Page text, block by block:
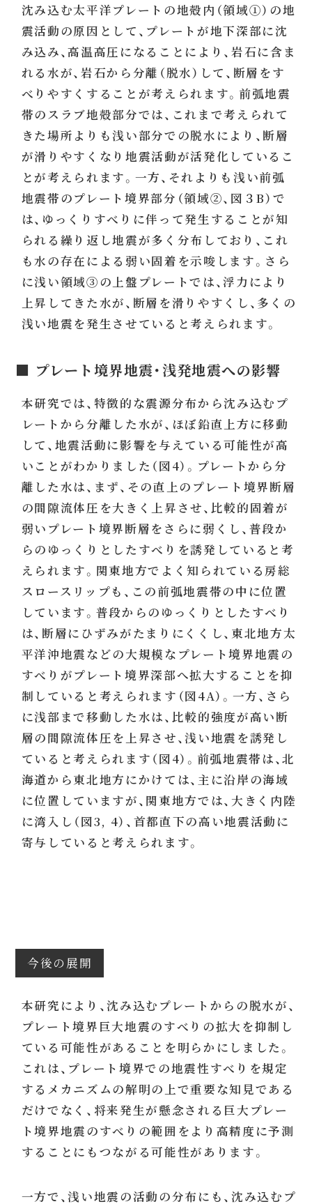
沈み込む太平洋プレートの地殻内（領域①）の地
震活動の原因として、プレートが地下深部に沈
み込み、高温高圧になることにより、岩石に含ま
れる水が、岩石から分離（脱水）して、断層をす
べりやすくすることが考えられます。前弧地震
帯のスラブ地殻部分では、これまで考えられて
きた場所よりも浅い部分での脱水により、断層
が滑りやすくなり地震活動が活発化しているこ
とが考えられます。一方、それよりも浅い前弧
地震帯のプレート境界部分（領域②、図３B）で
は、ゆっくりすべりに伴って発生することが知
られる繰り返し地震が多く分布しており、これ
も水の存在による弱い固着を示唆します。さら
に浅い領域③の上盤プレートでは、浮力により
上昇してきた水が、断層を滑りやすくし、多くの
浅い地震を発生させていると考えられます。
■ プレート境界地震・浅発地震への影響
本研究では、特徴的な震源分布から沈み込むプ
レートから分離した水が、ほぼ鉛直上方に移動
して、地震活動に影響を与えている可能性が高
いことがわかりました（図4）。プレートから分
離した水は、まず、その直上のプレート境界断層
の間隙流体圧を大きく上昇させ、比較的固着が
弱いプレート境界断層をさらに弱くし、普段か
らのゆっくりとしたすべりを誘発していると考
えられます。関東地方でよく知られている房総
スロースリップも、この前弧地震帯の中に位置
しています。普段からのゆっくりとしたすべり
は、断層にひずみがたまりにくくし、東北地方太
平洋沖地震などの大規模なプレート境界地震の
すべりがプレート境界深部へ拡大することを抑
制していると考えられます（図4A）。一方、さら
に浅部まで移動した水は、比較的強度が高い断
層の間隙流体圧を上昇させ、浅い地震を誘発し
ていると考えられます（図4）。前弧地震帯は、北
海道から東北地方にかけては、主に沿岸の海域
に位置していますが、関東地方では、大きく内陸
に湾入し（図3, 4）、首都直下の高い地震活動に
寄与していると考えられます。
今後の展開
本研究により、沈み込むプレートからの脱水が、
プレート境界巨大地震のすべりの拡大を抑制し
ている可能性があることを明らかにしました。
これは、プレート境界での地震性すべりを規定
するメカニズムの解明の上で重要な知見である
だけでなく、将来発生が懸念される巨大プレー
ト境界地震のすべりの範囲をより高精度に予測
することにもつながる可能性があります。
一方で、浅い地震の活動の分布にも、沈み込むプ